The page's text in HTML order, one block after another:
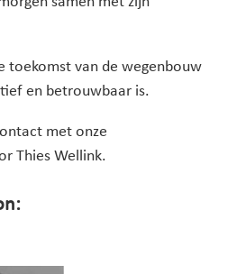
toekomst van de wegenbouw
en betrouwbaar is.
met onze
Thies Wellink.